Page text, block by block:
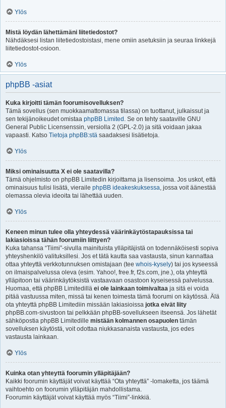
Ylös
Mistä löydän lähettämäni liitetiedostot?
Nähdäksesi listan liitetiedostoistasi, mene omiin asetuksiin ja seuraa linkkejä
liitetiedostot-osioon.
Ylös
phpBB -asiat
Kuka kirjoitti tämän foorumisovelluksen?
Tämä sovellus (sen muokkaamattomassa tilassa) on tuottanut, julkaissut ja
sen tekijänoikeudet omistaa phpBB Limited . Se on tehty saataville GNU
General Public Licensenssin, versiolla 2 (GPL-2.0) ja sitä voidaan jakaa
vapaasti. Katso Tietoja phpBB:stä saadaksesi lisätietoja.
Ylös
Miksi ominaisuutta X ei ole saatavilla?
Tämä ohjelmisto on phpBB Limitedin kirjoittama ja lisensoima. Jos uskot, että
ominaisuus tulisi lisätä, vieraile phpBB ideakeskuksessa, jossa voit äänestää
olemassa olevia ideoita tai lähettää uuden.
Ylös
Keneen minun tulee olla yhteydessä väärinkäytöstapauksissa tai
lakiasioissa tähän foorumiin liittyen?
Kuka tahansa “Tiimi”-sivulla mainituista ylläpitäjistä on todennäköisesti sopiva
yhteyshenkilö valituksillesi. Jos et tätä kautta saa vastausta, sinun kannattaa
ottaa yhteyttä verkkotunnuksen omistajaan (tee whois-kysely) tai jos kyseessä
on ilmaispalvelussa oleva (esim. Yahoo!, free.fr, f2s.com, jne.), ota yhteyttä
ylläpitoon tai väärinkäytöksistä vastaavaan osastoon kyseisessä palvelussa.
Huomaa, että phpBB Limitedillä ei ole lainkaan toimivaltaa ja sitä ei voida
pitää vastuussa miten, missä tai kenen toimesta tämä foorumi on käytössä. Älä
ota yhteyttä phpBB Limitediin missään lakiasioissa jotka eivät liity
phpBB.com-sivustoon tai pelkkään phpBB-sovellukseen itseensä. Jos lähetät
sähköpostia phpBB Limitedille mistään kolmannen osapuolen tämän
sovelluksen käytöstä, voit odottaa niukkasanaista vastausta, jos edes
vastausta lainkaan.
Ylös
Kuinka otan yhteyttä foorumin ylläpitäjään?
Kaikki foorumin käyttäjät voivat käyttää “Ota yhteyttä” -lomaketta, jos täämä
vaihtoehto on foorumin ylläpitäjän mahdollistama.
Foorumin käyttäjät voivat käyttää myös “Tiimi”-linkkiä.